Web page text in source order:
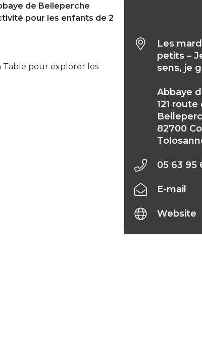
de Belleperche
pour les enfants de 2
Table pour explorer les
Les
petits –
sens, je
Abbaye
121 route
82700
05 63 95
E-mail
Website